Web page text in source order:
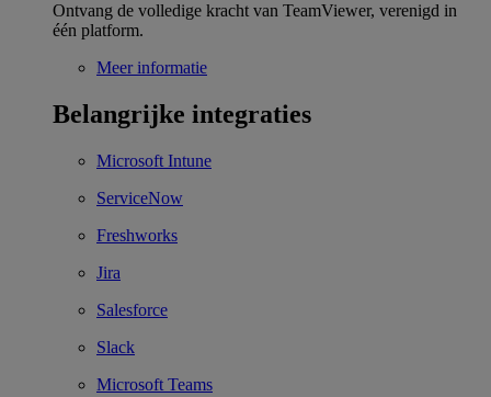
Ontvang de volledige kracht van TeamViewer, verenigd in
één platform.
Meer informatie
Belangrijke integraties
Microsoft Intune
ServiceNow
Freshworks
Jira
Salesforce
Slack
Microsoft Teams